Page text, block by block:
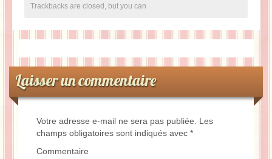
Trackbacks are closed, but you can
Laisser un commentaire
Votre adresse e-mail ne sera pas publiée.
Les
champs obligatoires sont indiqués avec *
Commentaire